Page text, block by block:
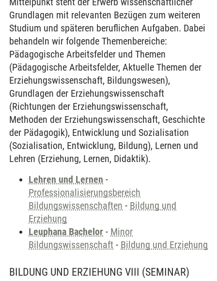
Grundlagen mit relevanten Bezügen zum weiteren
Studium und späteren beruflichen Aufgaben. Dabei
behandeln wir folgende Themenbereiche:
Pädagogische Arbeitsfelder und Themen
(Pädagogische Arbeitsfelder, Aktuelle Themen der
Erziehungswissenschaft, Bildungswesen),
Grundlagen der Erziehungswissenschaft
(Richtungen der Erziehungswissenschaft,
Methoden der Erziehungswissenschaft, Geschichte
der Pädagogik), Entwicklung und Sozialisation
(Sozialisation, Entwicklung, Bildung), Lernen und
Lehren (Erziehung, Lernen, Didaktik).
Lehren und Lernen -
Professionalisierungsbereich
Bildungswissenschaften - Bildung und
Erziehung
Leuphana Bachelor - Minor
Bildungswissenschaft - Bildung und Erziehung
BILDUNG UND ERZIEHUNG VIII (SEMINAR)